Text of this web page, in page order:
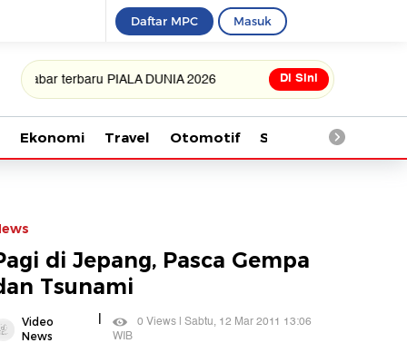
Daftar MPC Masuk
terbaru PIALA DUNIA 2026 Di Sini
Ekonomi Travel Otomotif Saintek
di Jepang, Pasca Gempa
Tsunami
Video
News
|
0 Views | Sabtu, 12 Mar 2011 13:06
WIB